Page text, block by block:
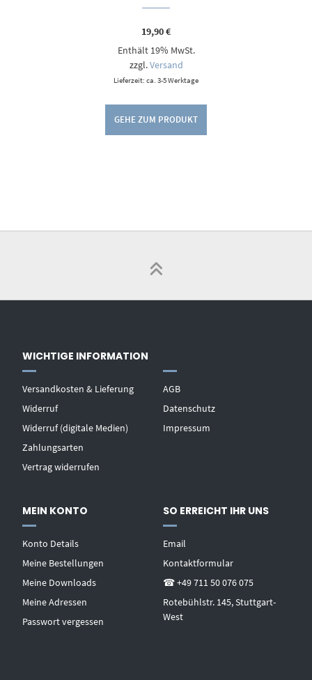
19,90€
Enthält 19% MwSt.
zzgl.Versand
Lieferzeit: ca. 3-5 Werktage
GEHE ZUM PRODUKT
WICHTIGE INFORMATION
Versandkosten & Lieferung
Widerruf
Widerruf (digitale Medien)
Zahlungsarten
Vertrag widerrufen
AGB
Datenschutz
Impressum
MEIN KONTO
Konto Details
Meine Bestellungen
Meine Downloads
Meine Adressen
Passwort vergessen
SO ERREICHT IHR UNS
Email
Kontaktformular
☎ +49 711 50 076 075
Rotebühlstr. 145, Stuttgart-
West